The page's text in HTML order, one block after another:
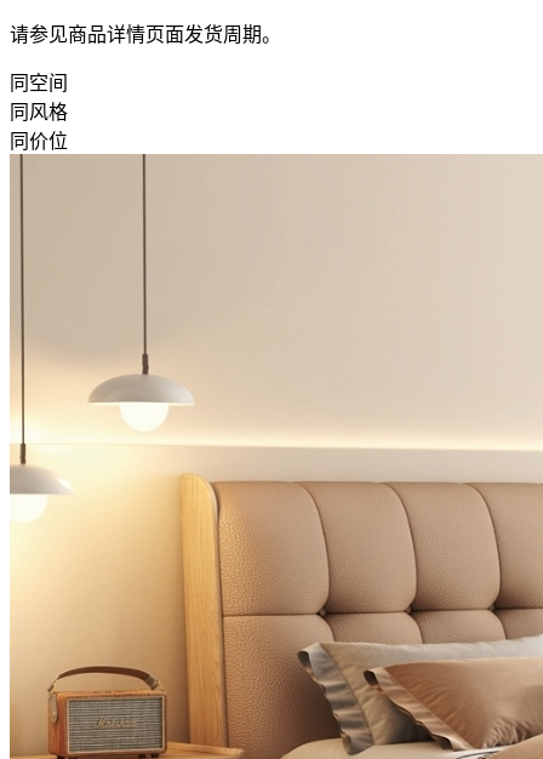
请参见商品详情页面发货周期。
同空间
同风格
同价位